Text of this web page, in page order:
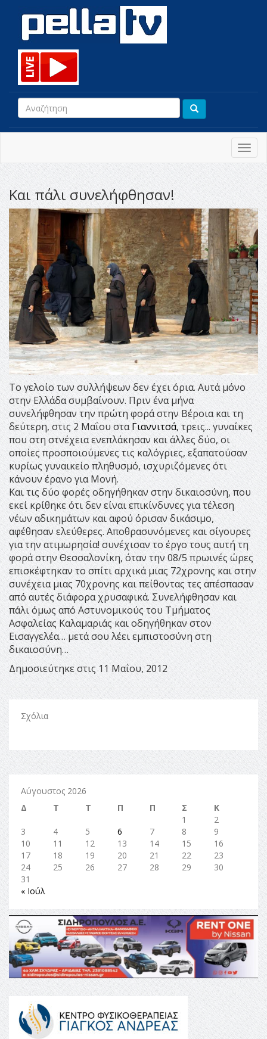
Και πάλι συνελήφθησαν!
Το γελοίο των συλλήψεων δεν έχει όρια. Αυτά μόνο
στην Ελλάδα συμβαίνουν. Πριν ένα μήνα
συνελήφθησαν την πρώτη φορά στην Βέροια και τη
δεύτερη, στις 2 Μαΐου σταΓιαννιτσά, τρεις... γυναίκες
που στη στνέχεια ενεπλάκησαν και άλλες δύο, οι
οποίες προσποιούμενες τις καλόγριες, εξαπατούσαν
κυρίως γυναικείο πληθυσμό, ισχυριζόμενες ότι
κάνουν έρανο για Μονή.
Και τις δύο φορές οδηγήθηκαν στην δικαιοσύνη, που
εκεί κρίθηκε ότι δεν είναι επικίνδυνες για τέλεση
νέων αδικημάτων και αφού όρισαν δικάσιμο,
αφέθησαν ελεύθερες. Αποθρασυνόμενες και σίγουρες
για την ατιμωρησία! συνέχισαν το έργο τους αυτή τη
φορά στην Θεσσαλονίκη, όταν την 08/5 πρωινές ώρες
επισκέφτηκαν το σπίτι αρχικά μιας 72χρονης και στην
συνέχεια μιας 70χρονης και πείθοντας τες απέσπασαν
από αυτές διάφορα χρυσαφικά. Συνελήφθησαν και
πάλι όμως από Αστυνομικούς του Τμήματος
Ασφαλείας Καλαμαριάς και οδηγήθηκαν στον
Εισαγγελέα… μετά σου λέει εμπιστοσύνη στη
δικαιοσύνη…
Δημοσιεύτηκε στις 11 Μαΐου, 2012
Σχόλια
Αύγουστος 2026
Δ
Τ Τ Π Π Σ
Κ
1
2
3
4 5 6 7 8
9
10
11 12 13 14 15
16
17
18 19 20 21 22
23
24
25 26 27 28 29
30
31
« Ιούλ